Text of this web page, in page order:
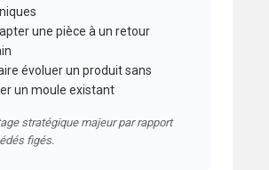
une pièce à un retour
évoluer un produit sans
un moule existant
stratégique majeur par rapport
figés.